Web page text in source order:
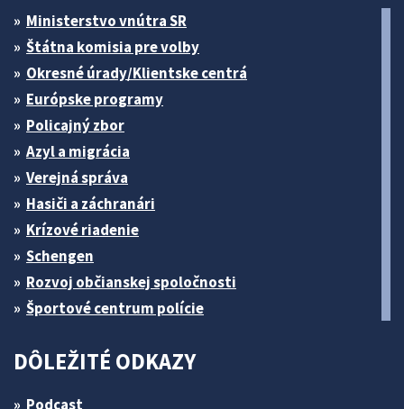
Ministerstvo vnútra SR
Štátna komisia pre volby
Okresné úrady/Klientske centrá
Európske programy
Policajný zbor
Azyl a migrácia
Verejná správa
Hasiči a záchranári
Krízové riadenie
Schengen
Rozvoj občianskej spoločnosti
Športové centrum polície
DÔLEŽITÉ ODKAZY
Podcast